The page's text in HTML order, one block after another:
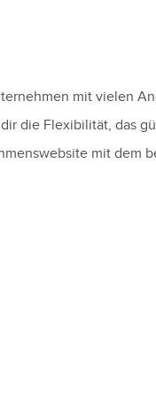
mit vielen
die Flexibilität, das
mit dem